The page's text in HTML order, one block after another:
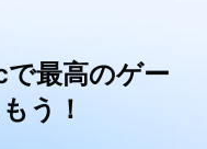
最高のゲー
う！